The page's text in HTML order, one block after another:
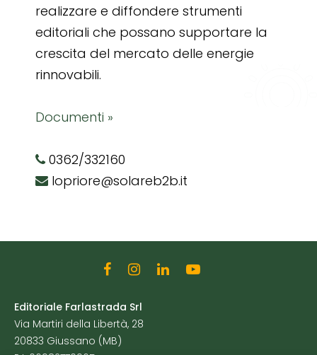
realizzare e diffondere strumenti
editoriali che possano supportare la
crescita del mercato delle energie
rinnovabili.
Documenti »
0362/332160
lopriore@solareb2b.it
Editoriale Farlastrada Srl
Via Martiri della Libertà, 28
20833 Giussano (MB)